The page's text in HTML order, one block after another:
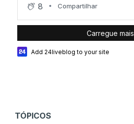
8 Compartilhar
Carregue mais
Add 24liveblog to your site
TÓPICOS